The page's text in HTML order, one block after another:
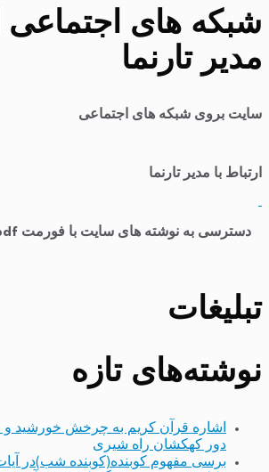
شبکه های اجتماعی
مدیر تارنما
سایت بروی شبکه های اجتماعی
ارتباط با مدیر تارنما
دسترسی به نوشته های سایت با فورمت pdf
تبلیغات
نوشته‌های تازه
اشاره قرآن کریم به چرخش خورشید
دور کهکشان راه شیری
برسی مفهوم کوبنده(کوبنده شب)در